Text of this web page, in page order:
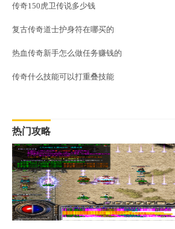
传奇150虎卫传说多少钱
复古传奇道士护身符在哪买的
热血传奇新手怎么做任务赚钱的
传奇什么技能可以打重叠技能
热门攻略